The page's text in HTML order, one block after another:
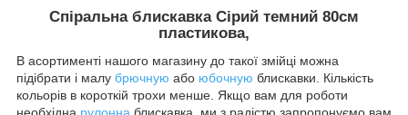
Спіральна блискавка Сірий темний 80см
пластикова,
В асортименті нашого магазину до такої змійці можна
підібрати і малу брючную або юбочную блискавки. Кількість
кольорів в короткій трохи менше. Якщо вам для роботи
необхідна рулонна блискавка, ми з радістю запропонуємо вам